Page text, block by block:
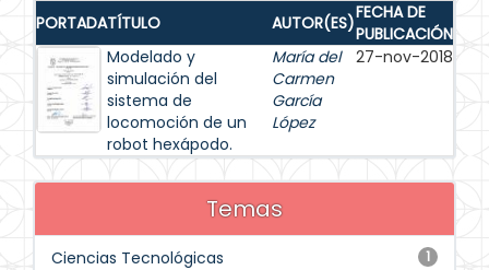
PORTADATÍTULO AUTOR(ES)FECHA DE
PUBLICACIÓN
Modelado y
simulación del
sistema de
locomoción de un
robot hexápodo.
María del
Carmen
García
López
27-nov-2018
Temas
1
Ciencias Tecnológicas